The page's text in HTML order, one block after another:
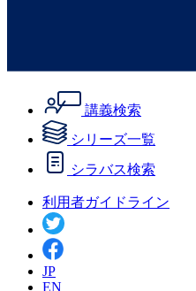
講義検索
シリーズ一覧
シラバス検索
利用者ガイドライン
JP
EN